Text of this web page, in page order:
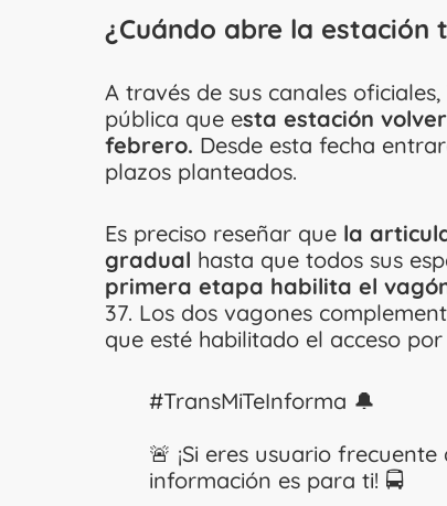
¿Cuándo abre la estación
A través de sus canales
pública que esta estación
febrero. Desde esta fecha
plazos planteados.
Es preciso reseñar que la
gradual hasta que todos sus
primera etapa habilita el
37. Los dos vagones
que esté habilitado el acceso
#TransMiTeInforma 🔔
🚨 ¡Si eres usuario
información es para ti! 🚍